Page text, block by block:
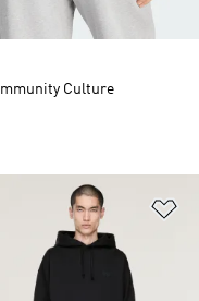
la lista de deseos
Culture